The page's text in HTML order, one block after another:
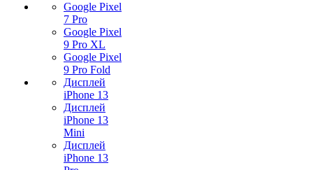
Google Pixel
7 Pro
Google Pixel
9 Pro XL
Google Pixel
9 Pro Fold
Дисплей
iPhone 13
Дисплей
iPhone 13
Mini
Дисплей
iPhone 13